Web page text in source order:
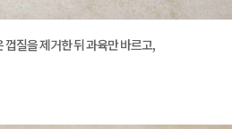
껍질을 제거한 뒤 과육만 바르고,